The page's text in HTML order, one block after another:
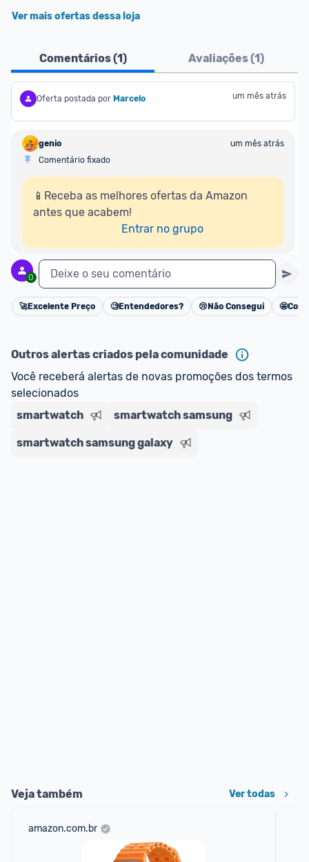
Ver mais ofertas dessa loja
Comentários (1) Avaliações (1)
Oferta postada por Marcelo um mês atrás
genio
um mês atrás
Comentário fixado
📱Receba as melhores ofertas da Amazon
antes que acabem!
Entrar no grupo
0 Deixe o seu comentário
Cancelar
🚀Excelente Preço 🧐Entendedores? 😢 Não Consegui 🤩
Outros alertas criados pela comunidade
Você receberá alertas de novas promoções dos termos
selecionados
smartwatch
smartwatch samsung
smartwatch samsung galaxy
Veja também Ver todas
amazon.com.br